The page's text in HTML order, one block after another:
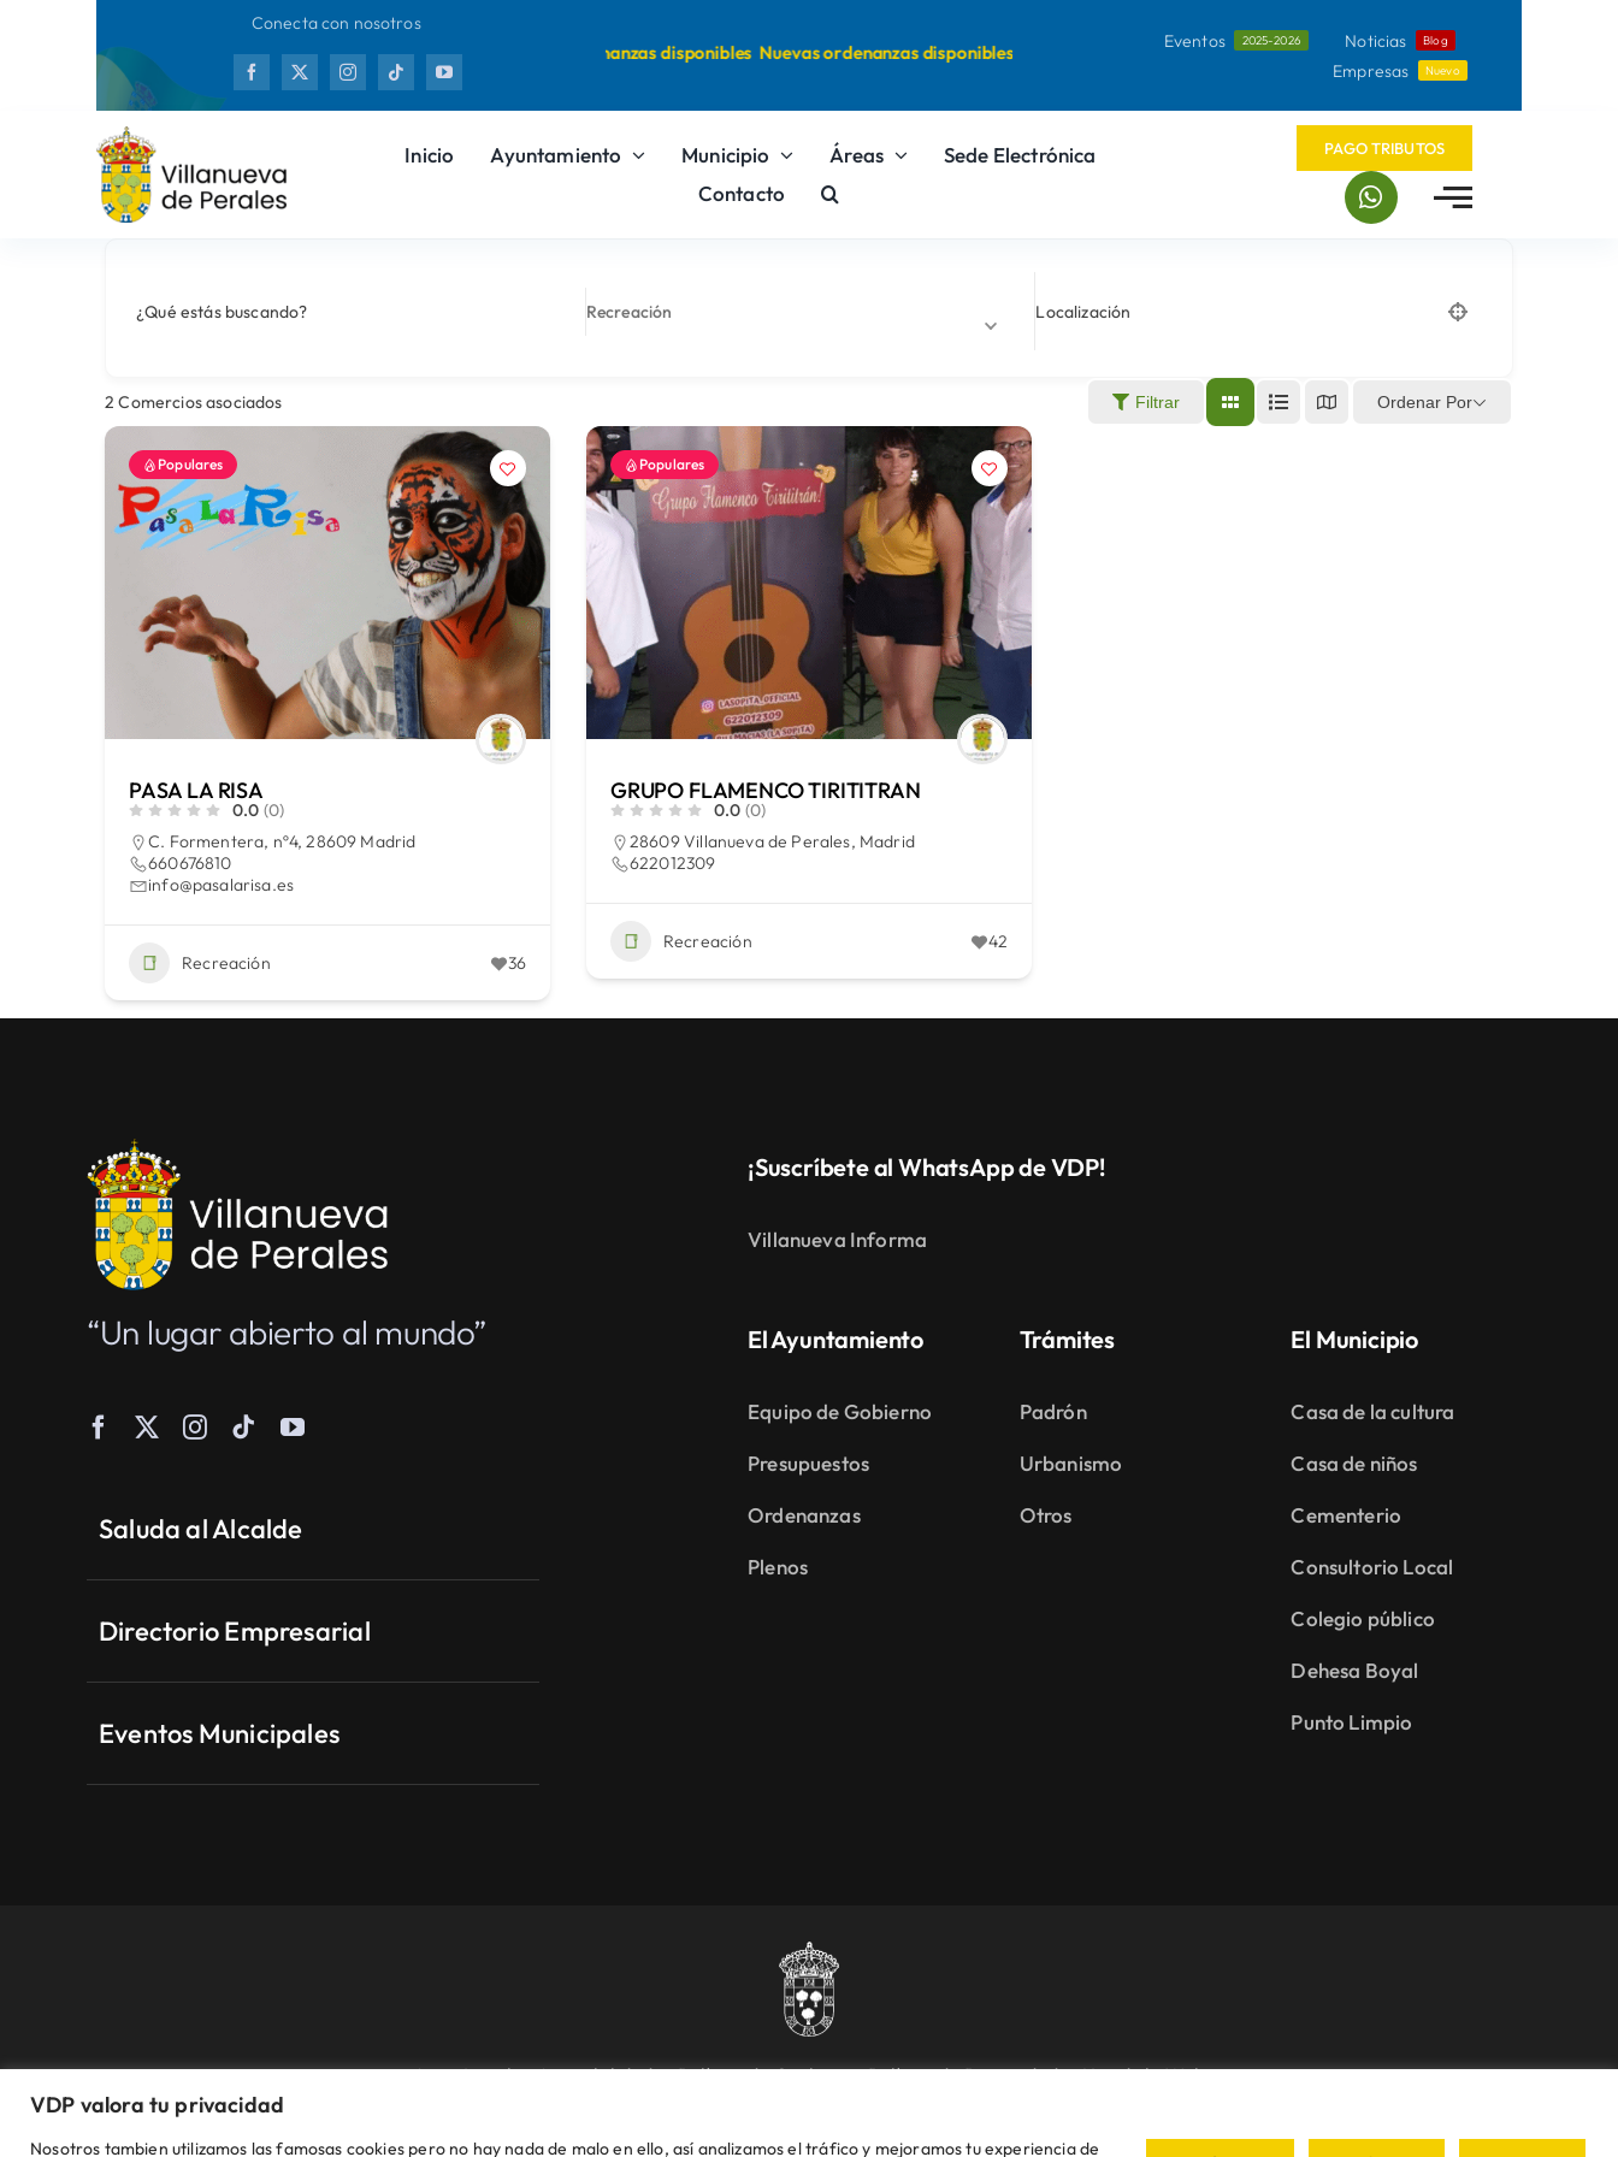
VDP valora tu privacidad
Nosotros tambien utilizamos las famosas cookies pero no hay nada de malo en ello, así analizamos el tráfico y mejoramos tu experiencia de
Conecta con nosotros
Nuevas ordenanzas disponibles Nuevas ordenanzas disponibles Eventos 2025-2026 Noticias Blog
Empresas Nuevo
Inicio Ayuntamiento Municipio Áreas
Sede Electrónica
Contacto
PAGO TRIBUTOS
¿Qué estás buscando? Recreación Localización
2 Comercios asociados Filtrar Ordenar Por
Populares
PASA LA RISA
0.0 (0)
C. Formentera, nº4, 28609 Madrid
660676810
info@pasalarisa.es
Recreación 36
Populares
GRUPO FLAMENCO TIRITITRAN
0.0 (0)
28609 Villanueva de Perales, Madrid
622012309
Recreación 42
“Un lugar abierto al mundo”
Saluda al Alcalde
Directorio Empresarial
Eventos Municipales
¡Suscríbete al WhatsApp de VDP!
Villanueva Informa
El Ayuntamiento
Equipo de Gobierno
Presupuestos
Ordenanzas
Plenos
Trámites
Padrón
Urbanismo
Otros
El Municipio
Casa de la cultura
Casa de niños
Cementerio
Consultorio Local
Colegio público
Dehesa Boyal
Punto Limpio
Aviso Legal Accesibilidad Política de Cookies Política de Privacidad Uso de la Web
© VDP 2000 - 2026 •Ayuntamiento de Villanueva de PeralesPlaza de la Constitución, 1 – 28609 Villanueva de Perales | Madrid • Todos los derechos reservados • Diseñado con ❤ poriDEA